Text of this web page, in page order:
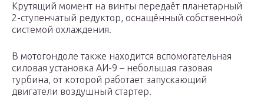
Крутящий момент на винты передаёт планетарный
2-ступенчатый редуктор, оснащённый собственной
системой охлаждения.
В мотогондоле также находится вспомогательная
силовая установка АИ-9 – небольшая газовая
турбина, от которой работает запускающий
двигатели воздушный стартер.